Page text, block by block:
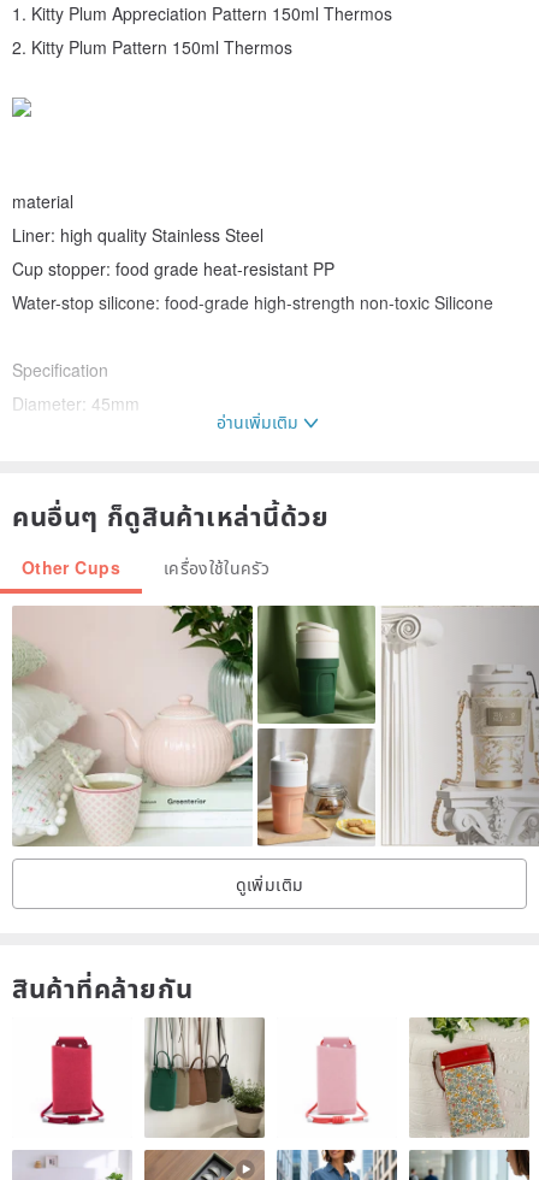
1. Kitty Plum Appreciation Pattern 150ml Thermos
2. Kitty Plum Pattern 150ml Thermos
material
Liner: high quality Stainless Steel
Cup stopper: food grade heat-resistant PP
Water-stop silicone: food-grade high-strength non-toxic Silicone
Specification
Diameter: 45mm
Capacity: 150 ml
อ่านเพิ่มเติม
คนอื่นๆ ก็ดูสินค้าเหล่านี้ด้วย
Other Cups เครื่องใช้ในครัว
ดูเพิ่มเติม
สินค้าที่คล้ายกัน